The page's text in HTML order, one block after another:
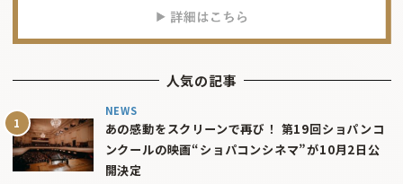
人気の記事
NEWS
あの感動をスクリーンで再び！ 第19回ショパンコ
ンクールの映画“ショパコンシネマ”が10月2日公
開決定